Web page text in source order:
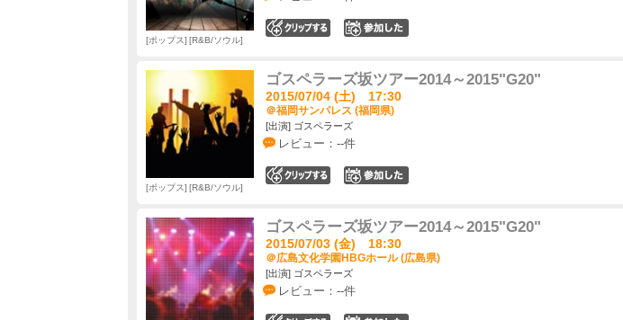
ポップス R&B/ソウル
ゴスペラーズ坂ツアー2014～2015"G20"
2015/07/04 (土) 17:30
＠福岡サンパレス (福岡県)
[出演] ゴスペラーズ
レビュー：--件
ポップス R&B/ソウル
ゴスペラーズ坂ツアー2014～2015"G20"
2015/07/03 (金) 18:30
＠広島文化学園HBGホール (広島県)
[出演] ゴスペラーズ
レビュー：--件